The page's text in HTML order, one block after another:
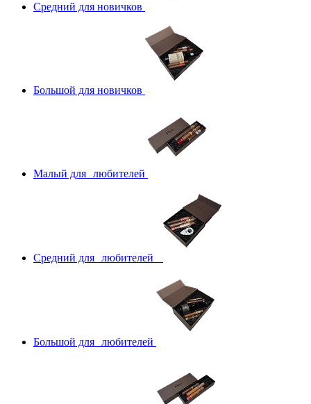
Средний для новичков
Большой для новичков
Малый для любителей
Средний для любителей
Большой для любителей